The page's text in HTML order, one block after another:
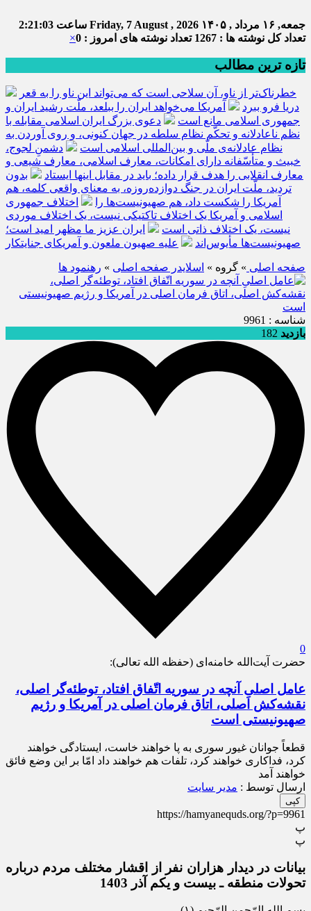
جمعه, ۱۶ مرداد , ۱۴۰۵ Friday, 7 August , 2026 ساعت 2:21:04
تعداد کل نوشته ها : 1267
تعداد نوشته های امروز : 0 ×
تازه ترین مطالب
خطرناک‌تر از ناو، آن سلاحی است که می‌تواند این ناو را به قعر
دریا فرو ببرد
آمریکا می‌خواهد ایران را ببلعد، ملّت رشید ایران و
جمهوری اسلامی مانع است
دعوی بزرگ ایران اسلامی مقابله با
نظم ناعادلانه و تحکّم نظام سلطه در جهان کنونی، و روی آوردن به
نظام عادلانه‌ی ملّی و بین‌المللی اسلامی است
دشمنِ لجوج،
خبیث و متأسّفانه دارای امکانات، معارف اسلامی، معارف شیعی و
معارف انقلابی را هدف قرار داده؛ باید در مقابل اینها ایستاد
بدون
تردید، ملّت ایران در جنگ دوازده‌روزه، به معنای واقعی کلمه، هم
آمریکا را شکست داد، هم صهیونیست‌ها را
اختلاف جمهوری
اسلامی و آمریکا یک اختلاف تاکتیکی نیست، یک اختلاف موردی
نیست، یک اختلاف ذاتی است
ایران عزیز ما مظهر امید است؛
صهیونیست‌ها مأیوس‌اند
علیه صهیون ملعون و آمریکای جنایتکار
صفحه اصلی » گروه » اسلایدر صفحه اصلی » رهنمود ها
شناسه : 9961
بازدید 182
0
حضرت آیت‌الله خامنه‌ای (حفظه الله تعالی):
عامل اصلیِ آنچه در سوریه اتّفاق افتاد، توطئه‌گر اصلی،
نقشه‌کش اصلی، اتاق فرمان اصلی در آمریکا و رژیم
صهیونیستی است
قطعاً جوانان غیور سوری به پا خواهند خاست، ایستادگی خواهند
کرد، فداکاری خواهند کرد، تلفات هم خواهند داد امّا بر این وضع فائق
خواهند آمد
ارسال توسط : مدیر سایت
کپی
https://hamyanequds.org/?p=9961
پ
پ
بیانات در دیدار هزاران نفر از اقشار مختلف مردم درباره
تحولات منطقه ـ بیست و یکم آذر 1403